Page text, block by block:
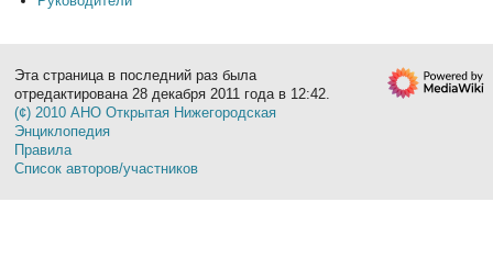
Эта страница в последний раз была
отредактирована 28 декабря 2011 года в 12:42.
(¢) 2010 АНО Открытая Нижегородская
Энциклопедия
Правила
Список авторов/участников